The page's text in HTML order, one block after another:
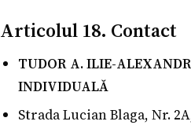
Articolul 18. Contact
TUDOR A. ILIE-
INDIVIDUALĂ
Strada Lucian Blaga, Nr.